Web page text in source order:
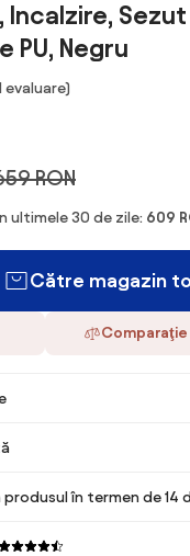
Incalzire,
PU, Negru
evaluare)
RON
ultimele 30 de zile: 609
Către magazin
Comparaţie
în termen de 14